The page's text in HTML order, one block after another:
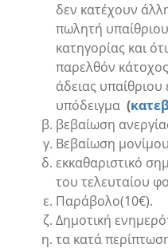
δεν κατέχουν
πωλητή
κατηγορίας και
παρελθόν
άδειας
υπόδειγμα (
βεβαίωση
Βεβαίωση μονίμου
εκκαθαριστικό
του τελευταίου
Παράβολο(10€).
Δημοτική
τα κατά